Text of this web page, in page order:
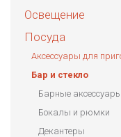
Освещение
Посуда
Аксессуары для
Бар и стекло
Барные аксессуары
Бокалы и рюмки
Декантеры